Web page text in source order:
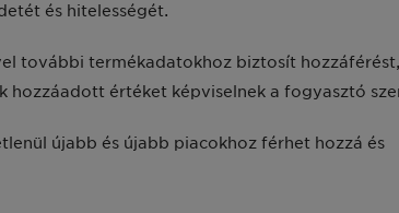
és hitelességét.
további termékadatokhoz biztosít
értéket képviselnek a fogyasztó
újabb és újabb piacokhoz férhet hozzá és